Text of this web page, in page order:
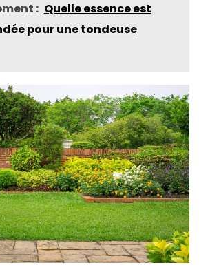
: Quelle essence est
pour une tondeuse